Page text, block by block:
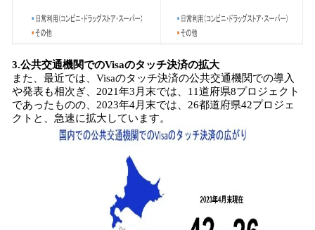
3.公共交通機関でのVisaのタッチ決済の拡大
また、最近では、Visaのタッチ決済の公共交通機関での導入
や発表も相次ぎ、2021年3月末では、11道府県8プロジェクト
であったものの、2023年4月末では、26都道府県42プロジェ
クトと、急速に拡大しています。